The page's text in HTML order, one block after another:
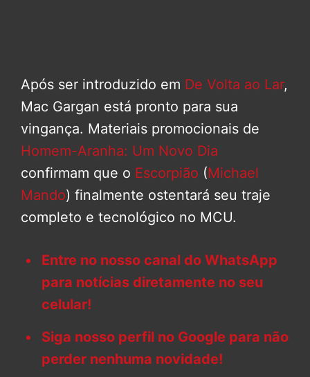
Após ser introduzido em De Volta ao Lar,
Mac Gargan está pronto para sua
vingança. Materiais promocionais de
Homem-Aranha: Um Novo Dia
confirmam que o Escorpião (Michael
Mando) finalmente ostentará seu traje
completo e tecnológico no MCU.
Entre no nosso canal do WhatsApp
para notícias diretamente no seu
celular!
Siga nosso perfil no Google para não
perder nenhuma novidade!